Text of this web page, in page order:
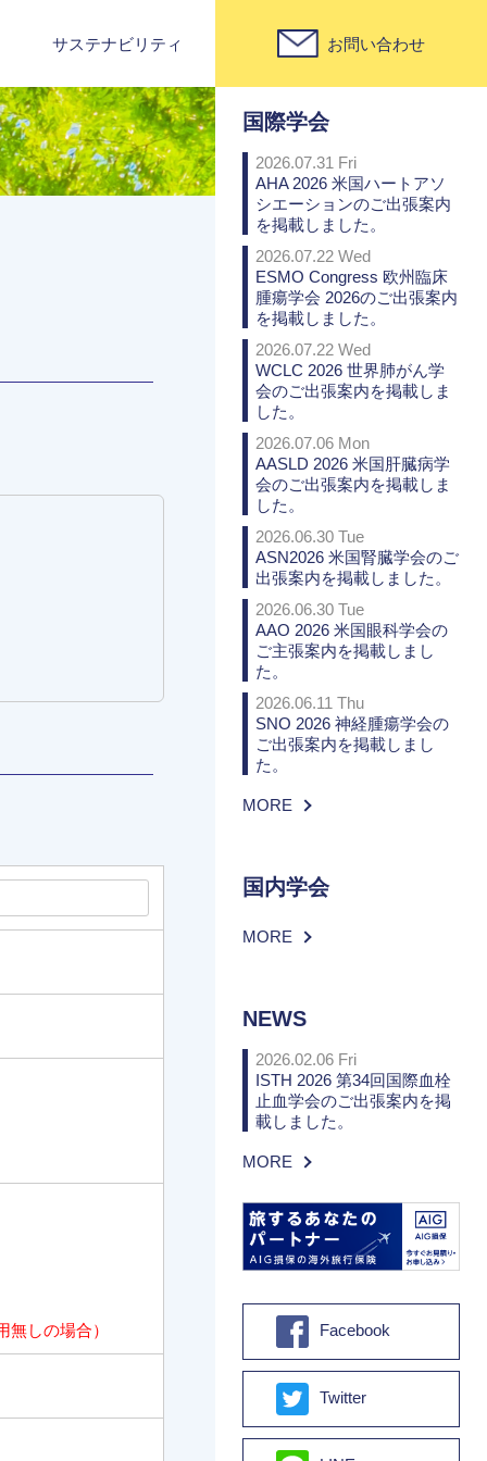
サステナビリティ お問い合わせ
しの場合）
PICK UP
国際学会
2026.07.31 Fri
AHA 2026 米国ハートアソ
シエーションのご出張案内
を掲載しました。
2026.07.22 Wed
ESMO Congress 欧州臨床
腫瘍学会 2026のご出張案内
を掲載しました。
2026.07.22 Wed
WCLC 2026 世界肺がん学
会のご出張案内を掲載しま
した。
2026.07.06 Mon
AASLD 2026 米国肝臓病学
会のご出張案内を掲載しま
した。
2026.06.30 Tue
ASN2026 米国腎臓学会のご
出張案内を掲載しました。
2026.06.30 Tue
AAO 2026 米国眼科学会の
ご主張案内を掲載しまし
た。
2026.06.11 Thu
SNO 2026 神経腫瘍学会の
ご出張案内を掲載しまし
た。
MORE
国内学会
MORE
NEWS
2026.02.06 Fri
ISTH 2026 第34回国際血栓
止血学会のご出張案内を掲
載しました。
MORE
Facebook
Twitter